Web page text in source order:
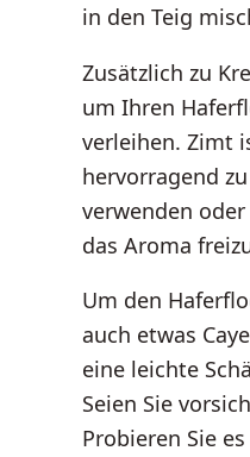
in den Teig
Zusätzlich zu
um Ihren
verleihen. Zimt
hervorragend
verwenden
das Aroma
Um den
auch etwas
eine leichte
Seien Sie
Probieren Sie